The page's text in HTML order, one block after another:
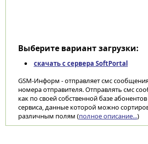
Выберите вариант загрузки:
скачать с сервера SoftPortal
GSM-Информ - отправляет смс
номера отправителя. Отправлять смс
как по своей собственной базе
сервиса, данные которой можно
различным полям (полное описание...)